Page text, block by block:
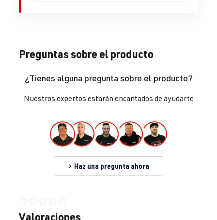
Preguntas sobre el producto
¿Tienes alguna pregunta sobre el producto?
Nuestros expertos estarán encantados de ayudarte
Haz una pregunta ahora
Calificación promedio de 0 de 5 estrellas
Valoraciones